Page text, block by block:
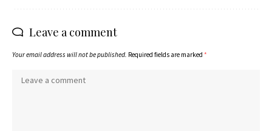
Leave a comment
Your email address will not be published. Required fields are marked *